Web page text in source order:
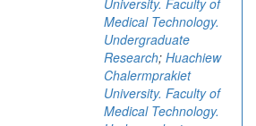
University. Faculty of
Medical Technology.
Undergraduate
Research; Huachiew
Chalermprakiet
University. Faculty of
Medical Technology.